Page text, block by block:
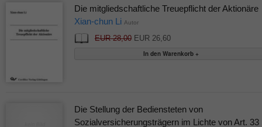
Die mitgliedschaftliche Treuepflicht der Aktionäre
Xian-chun Li Autor
EUR 28,00EUR 26,60
Die Stellung der Bediensteten von
Sozialversicherungsträgern im Lichte von Art. 33